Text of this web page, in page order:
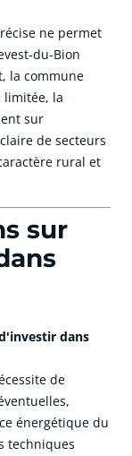
ne permet
du-Bion
la commune
limitée, la
sur
de secteurs
rural et
sur
dans
de
énergétique du
techniques